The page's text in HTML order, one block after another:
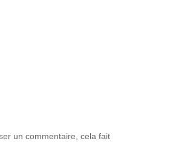
un commentaire, cela fait